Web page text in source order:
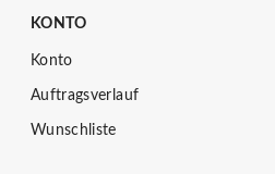
KONTO
Konto
Auftragsverlauf
Wunschliste